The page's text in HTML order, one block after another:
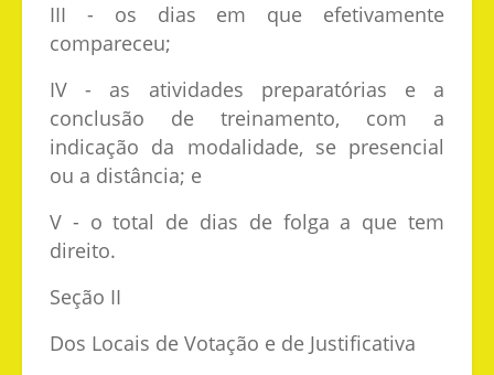
III - os dias em que efetivamente
compareceu;
IV - as atividades preparatórias e a
conclusão de treinamento, com a
indicação da modalidade, se presencial
ou a distância; e
V - o total de dias de folga a que tem
direito.
Seção II
Dos Locais de Votação e de Justificativa